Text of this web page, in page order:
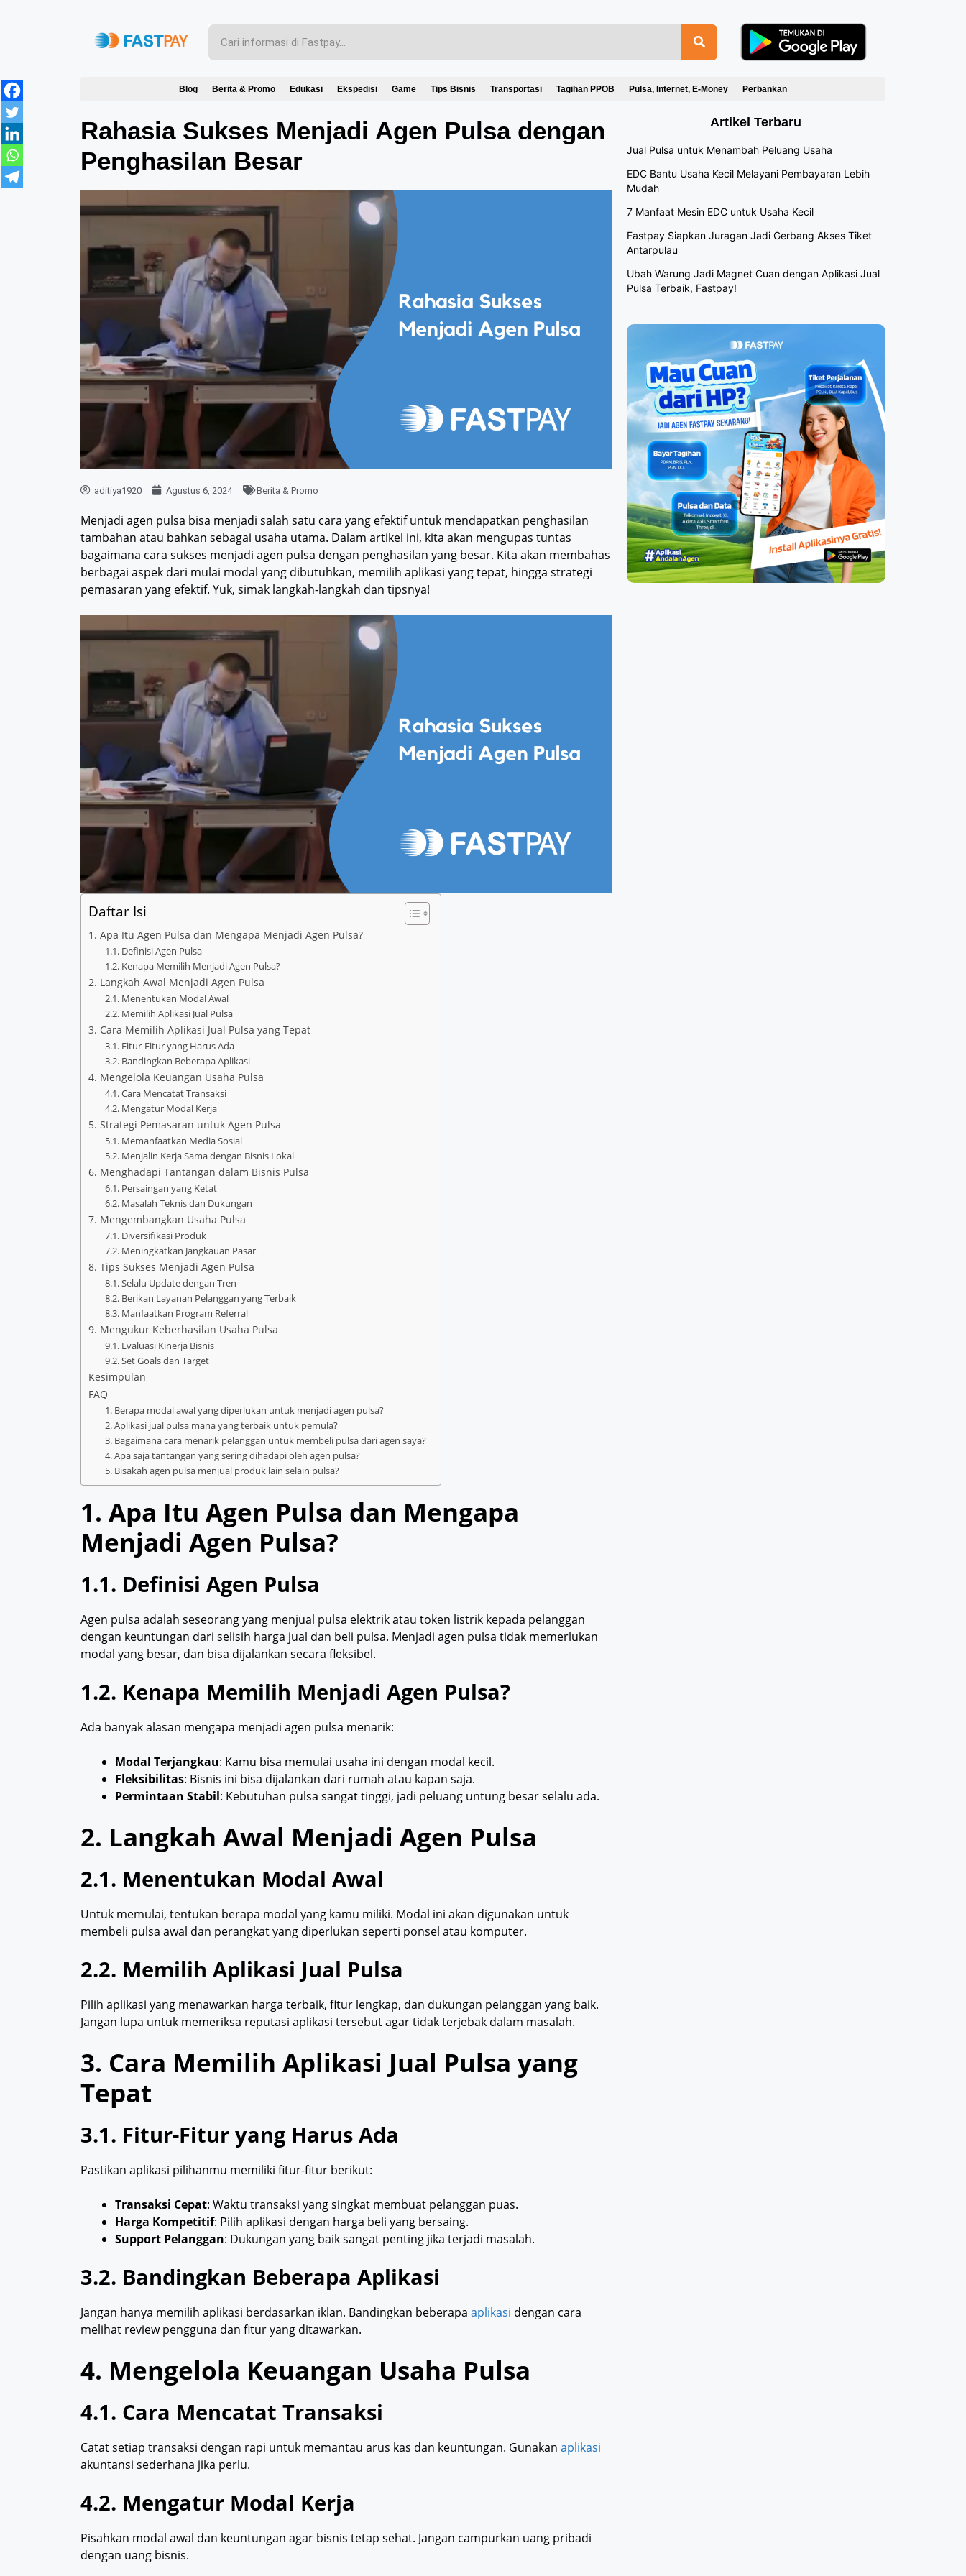
Blog Berita & Promo Edukasi Ekspedisi Game Tips Bisnis Transportasi Tagihan PPOB Pulsa, Internet, E-Money Perbankan
Rahasia Sukses Menjadi Agen Pulsa dengan
Penghasilan Besar
aditiya1920 Agustus 6, 2024 Berita & Promo
Menjadi agen pulsa bisa menjadi salah satu cara yang efektif untuk mendapatkan penghasilan
tambahan atau bahkan sebagai usaha utama. Dalam artikel ini, kita akan mengupas tuntas
bagaimana cara sukses menjadi agen pulsa dengan penghasilan yang besar. Kita akan membahas
berbagai aspek dari mulai modal yang dibutuhkan, memilih aplikasi yang tepat, hingga strategi
pemasaran yang efektif. Yuk, simak langkah-langkah dan tipsnya!
Daftar Isi
1. Apa Itu Agen Pulsa dan Mengapa Menjadi Agen Pulsa?
1.1. Definisi Agen Pulsa
1.2. Kenapa Memilih Menjadi Agen Pulsa?
2. Langkah Awal Menjadi Agen Pulsa
2.1. Menentukan Modal Awal
2.2. Memilih Aplikasi Jual Pulsa
3. Cara Memilih Aplikasi Jual Pulsa yang Tepat
3.1. Fitur-Fitur yang Harus Ada
3.2. Bandingkan Beberapa Aplikasi
4. Mengelola Keuangan Usaha Pulsa
4.1. Cara Mencatat Transaksi
4.2. Mengatur Modal Kerja
5. Strategi Pemasaran untuk Agen Pulsa
5.1. Memanfaatkan Media Sosial
5.2. Menjalin Kerja Sama dengan Bisnis Lokal
6. Menghadapi Tantangan dalam Bisnis Pulsa
6.1. Persaingan yang Ketat
6.2. Masalah Teknis dan Dukungan
7. Mengembangkan Usaha Pulsa
7.1. Diversifikasi Produk
7.2. Meningkatkan Jangkauan Pasar
8. Tips Sukses Menjadi Agen Pulsa
8.1. Selalu Update dengan Tren
8.2. Berikan Layanan Pelanggan yang Terbaik
8.3. Manfaatkan Program Referral
9. Mengukur Keberhasilan Usaha Pulsa
9.1. Evaluasi Kinerja Bisnis
9.2. Set Goals dan Target
Kesimpulan
FAQ
1. Berapa modal awal yang diperlukan untuk menjadi agen pulsa?
2. Aplikasi jual pulsa mana yang terbaik untuk pemula?
3. Bagaimana cara menarik pelanggan untuk membeli pulsa dari agen saya?
4. Apa saja tantangan yang sering dihadapi oleh agen pulsa?
5. Bisakah agen pulsa menjual produk lain selain pulsa?
1. Apa Itu Agen Pulsa dan Mengapa
Menjadi Agen Pulsa?
1.1. Definisi Agen Pulsa
Agen pulsa adalah seseorang yang menjual pulsa elektrik atau token listrik kepada pelanggan
dengan keuntungan dari selisih harga jual dan beli pulsa. Menjadi agen pulsa tidak memerlukan
modal yang besar, dan bisa dijalankan secara fleksibel.
1.2. Kenapa Memilih Menjadi Agen Pulsa?
Ada banyak alasan mengapa menjadi agen pulsa menarik:
Modal Terjangkau: Kamu bisa memulai usaha ini dengan modal kecil.
Fleksibilitas: Bisnis ini bisa dijalankan dari rumah atau kapan saja.
Permintaan Stabil: Kebutuhan pulsa sangat tinggi, jadi peluang untung besar selalu ada.
2. Langkah Awal Menjadi Agen Pulsa
2.1. Menentukan Modal Awal
Untuk memulai, tentukan berapa modal yang kamu miliki. Modal ini akan digunakan untuk
membeli pulsa awal dan perangkat yang diperlukan seperti ponsel atau komputer.
2.2. Memilih Aplikasi Jual Pulsa
Pilih aplikasi yang menawarkan harga terbaik, fitur lengkap, dan dukungan pelanggan yang baik.
Jangan lupa untuk memeriksa reputasi aplikasi tersebut agar tidak terjebak dalam masalah.
3. Cara Memilih Aplikasi Jual Pulsa yang
Tepat
3.1. Fitur-Fitur yang Harus Ada
Pastikan aplikasi pilihanmu memiliki fitur-fitur berikut:
Transaksi Cepat: Waktu transaksi yang singkat membuat pelanggan puas.
Harga Kompetitif: Pilih aplikasi dengan harga beli yang bersaing.
Support Pelanggan: Dukungan yang baik sangat penting jika terjadi masalah.
3.2. Bandingkan Beberapa Aplikasi
Jangan hanya memilih aplikasi berdasarkan iklan. Bandingkan beberapa aplikasi dengan cara
melihat review pengguna dan fitur yang ditawarkan.
4. Mengelola Keuangan Usaha Pulsa
4.1. Cara Mencatat Transaksi
Catat setiap transaksi dengan rapi untuk memantau arus kas dan keuntungan. Gunakan aplikasi
akuntansi sederhana jika perlu.
4.2. Mengatur Modal Kerja
Pisahkan modal awal dan keuntungan agar bisnis tetap sehat. Jangan campurkan uang pribadi
dengan uang bisnis.
Artikel Terbaru
Jual Pulsa untuk Menambah Peluang Usaha
EDC Bantu Usaha Kecil Melayani Pembayaran Lebih
Mudah
7 Manfaat Mesin EDC untuk Usaha Kecil
Fastpay Siapkan Juragan Jadi Gerbang Akses Tiket
Antarpulau
Ubah Warung Jadi Magnet Cuan dengan Aplikasi Jual
Pulsa Terbaik, Fastpay!